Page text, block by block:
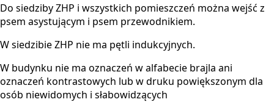
Do siedziby ZHP i wszystkich pomieszczeń można wejść z
psem asystującym i psem przewodnikiem.
W siedzibie ZHP nie ma pętli indukcyjnych.
W budynku nie ma oznaczeń w alfabecie brajla ani
oznaczeń kontrastowych lub w druku powiększonym dla
osób niewidomych i słabowidzących